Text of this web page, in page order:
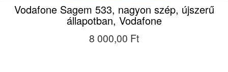
Vodafone Sagem 533, nagyon szép, újszerű
állapotban, Vodafone
8 000,00 Ft‎